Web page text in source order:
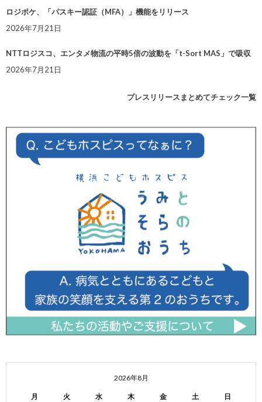
ロジポケ、「パスキー認証（MFA）」機能をリリース
2026年7月21日
NTTロジスコ、エンタメ物流の平時5倍の波動を「t-Sort MAS」で吸収
2026年7月21日
プレスリリースまとめてチェック一覧
2026年8月
月 火 水 木 金 土 日